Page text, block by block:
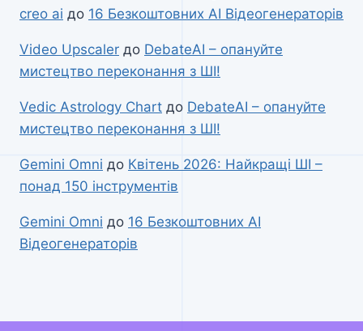
creo ai до 16 Безкоштовних AI Відеогенераторів
Video Upscaler до DebateAI – опануйте
мистецтво переконання з ШІ!
Vedic Astrology Chart до DebateAI – опануйте
мистецтво переконання з ШІ!
Gemini Omni до Квітень 2026: Найкращі ШІ –
понад 150 інструментів
Gemini Omni до 16 Безкоштовних AI
Відеогенераторів